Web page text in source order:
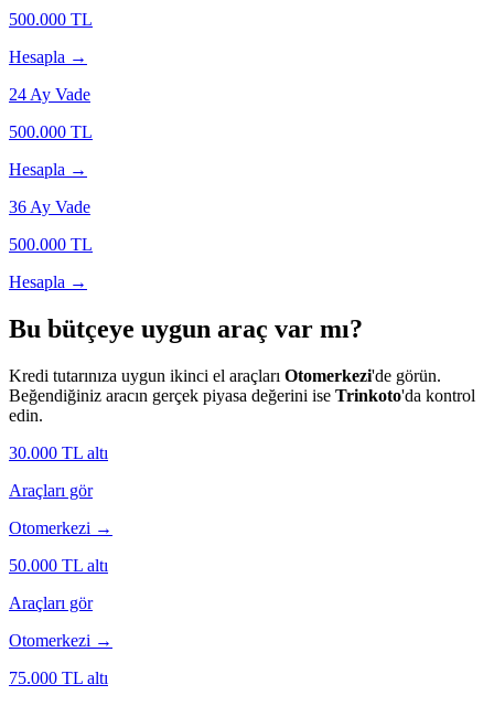
500.000 TL
Hesapla →
24 Ay Vade
500.000 TL
Hesapla →
36 Ay Vade
500.000 TL
Hesapla →
Bu bütçeye uygun araç var mı?
Kredi tutarınıza uygun ikinci el araçları Otomerkezi'de görün.
Beğendiğiniz aracın gerçek piyasa değerini ise Trinkoto'da kontrol
edin.
30.000 TL altı
Araçları gör
Otomerkezi →
50.000 TL altı
Araçları gör
Otomerkezi →
75.000 TL altı